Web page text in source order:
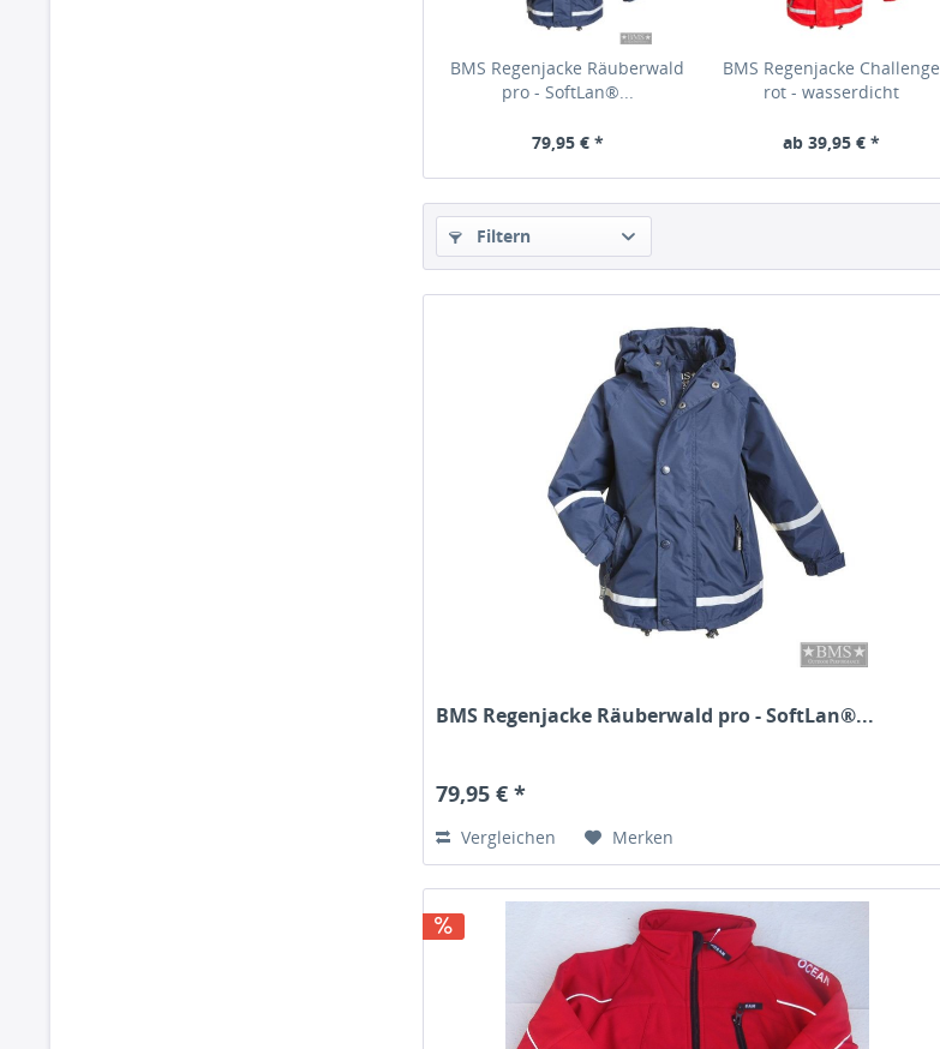
BMS Regenjacke Räuberwald
pro - SoftLan®...
79,95 € *
BMS Regenjacke Challenge
rot - wasserdicht
ab 39,95 € *
Filtern
BMS Regenjacke Räuberwald pro - SoftLan®...
79,95 € *
Vergleichen Merken